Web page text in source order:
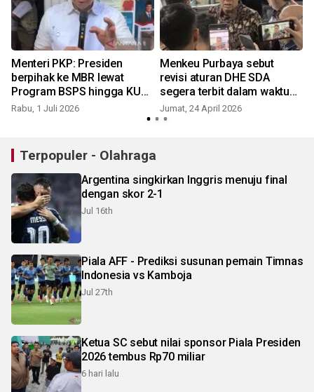
Menteri PKP: Presiden
berpihak ke MBR lewat
Program BSPS hingga KUR
Perumahan
Rabu, 1 Juli 2026
Menkeu Purbaya sebut
revisi aturan DHE SDA
segera terbit dalam waktu
dekat
Jumat, 24 April 2026
Terpopuler - Olahraga
Argentina singkirkan Inggris menuju final
dengan skor 2-1
Jul 16th
Piala AFF - Prediksi susunan pemain Timnas
Indonesia vs Kamboja
Jul 27th
Ketua SC sebut nilai sponsor Piala Presiden
2026 tembus Rp70 miliar
6 hari lalu